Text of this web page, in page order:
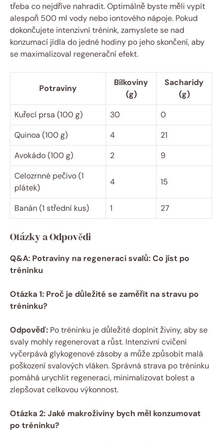
třeba co nejdříve nahradit. Optimálně byste měli vypít
alespoň 500 ml vody nebo iontového nápoje. Pokud
dokončujete intenzivní trénink, zamyslete se nad
konzumací jídla do jedné hodiny po jeho skončení, aby
se maximalizoval regenerační efekt.
Potraviny
Bílkoviny
(g)
Sacharidy
(g)
Kuřecí prsa (100 g)
30
0
Quinoa (100 g)
4
21
Avokádo (100 g)
2
9
Celozrnné pečivo (1
plátek)
4 15
Banán (1 střední kus) 1 27
Otázky a Odpovědi
Q&A: Potraviny na regeneraci svalů: Co jíst po
tréninku
Otázka 1: Proč je důležité se zaměřit na stravu po
tréninku?
Odpověď: Po tréninku je důležité doplnit živiny, aby se
svaly mohly regenerovat a růst. Intenzivní cvičení
vyčerpává glykogenové zásoby a může způsobit malá
poškození svalových vláken. Správná strava po tréninku
pomáhá urychlit regeneraci, minimalizovat bolest a
zlepšovat celkovou výkonnost.
Otázka 2: Jaké makroživiny bych měl konzumovat
po tréninku?